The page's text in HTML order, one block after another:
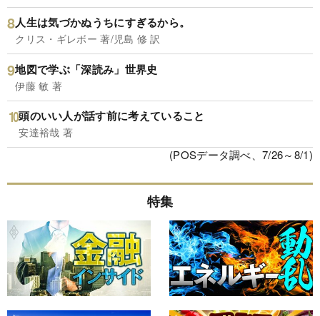
人生は気づかぬうちにすぎるから。
クリス・ギレボー 著/児島 修 訳
地図で学ぶ「深読み」世界史
伊藤 敏 著
頭のいい人が話す前に考えていること
安達裕哉 著
(POSデータ調べ、7/26～8/1)
特集